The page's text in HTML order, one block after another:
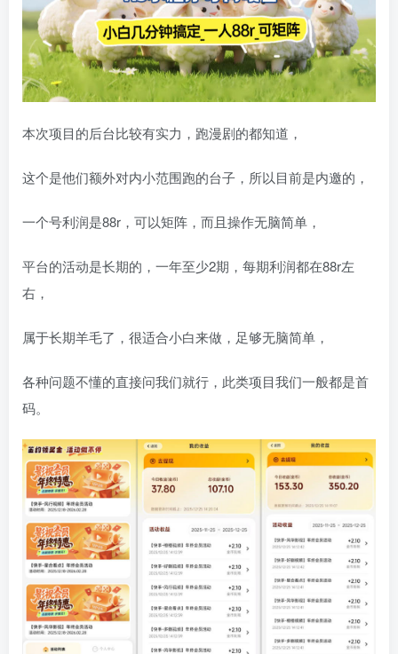
本次项目的后台比较有实力，跑漫剧的都知道，
这个是他们额外对内小范围跑的台子，所以目前是内邀的，
一个号利润是88r，可以矩阵，而且操作无脑简单，
平台的活动是长期的，一年至少2期，每期利润都在88r左
右，
属于长期羊毛了，很适合小白来做，足够无脑简单，
各种问题不懂的直接问我们就行，此类项目我们一般都是首
码。